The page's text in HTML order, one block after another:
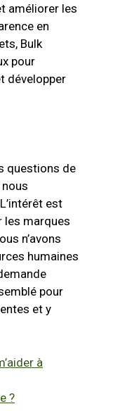
améliorer les
en
Bulk
pour
développer
questions de
est
les marques
n’avons
humaines
pour
et y
à
?